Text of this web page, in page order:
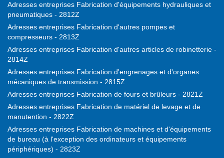
Adresses entreprises Fabrication d'équipements hydrauliques et
pneumatiques - 2812Z
Adresses entreprises Fabrication d'autres pompes et
compresseurs - 2813Z
Adresses entreprises Fabrication d'autres articles de robinetterie -
2814Z
Adresses entreprises Fabrication d'engrenages et d'organes
mécaniques de transmission - 2815Z
Adresses entreprises Fabrication de fours et brûleurs - 2821Z
Adresses entreprises Fabrication de matériel de levage et de
manutention - 2822Z
Adresses entreprises Fabrication de machines et d'équipements
de bureau (à l'exception des ordinateurs et équipements
périphériques) - 2823Z